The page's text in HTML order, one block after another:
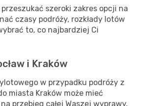
przeszukać szeroki zakres opcji na
czasy podróży, rozkłady lotów
to, co najbardziej Ci
i Kraków
w przypadku podróży z
miasta Kraków może mieć
przebieg całej Waszej wyprawy.